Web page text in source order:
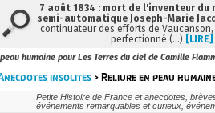
humaine pour Les Terres du ciel de Camille
insolites > Reliure en peau
Petite Histoire de France et anecdotes,
événements remarquables et curieux,
7 août 1834 : mort de l'inventeur du
semi-automatique Joseph-Marie
continuateur des efforts de Vaucanson,
perfectionné (…) [LIRE]